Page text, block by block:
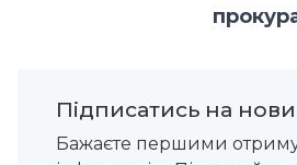
Підписатись на
Бажаєте першими